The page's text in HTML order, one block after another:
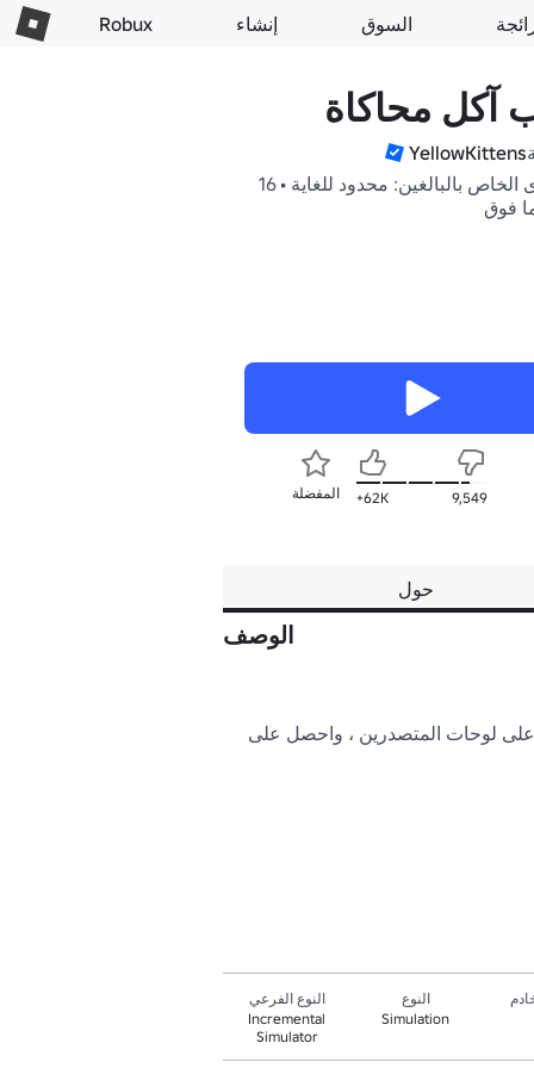
السوق إنشاء Robux
آكل محاكاة
YellowKittens
المحتوى الخاص بالبالغين: محدود للغاية • 16
فوق
المفضلة 62K+ 9,549
حول
الوصف
النوع
Simulation
النوع الفرعي
Incremental
Simulator